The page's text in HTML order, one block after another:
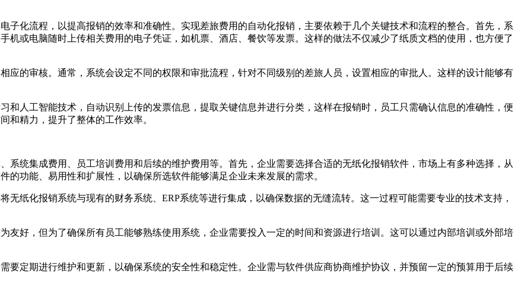
子化流程，以提高报销的效率和准确性。实现差旅费用的自动化报销，主要依赖于几个关键技术和流程的整合。首先，系
机或电脑随时上传相关费用的电子凭证，如机票、酒店、餐饮等发票。这样的做法不仅减少了纸质文档的使用，也方便了
应的审核。通常，系统会设定不同的权限和审批流程，针对不同级别的差旅人员，设置相应的审批人。这样的设计能够有
和人工智能技术，自动识别上传的发票信息，提取关键信息并进行分类，这样在报销时，员工只需确认信息的准确性，便
和精力，提升了整体的工作效率。
系统集成费用、员工培训费用和后续的维护费用等。首先，企业需要选择合适的无纸化报销软件，市场上有多种选择，从
功能、易用性和扩展性，以确保所选软件能够满足企业未来发展的需求。
纸化报销系统与现有的财务系统、ERP系统等进行集成，以确保数据的无缝流转。这一过程可能需要专业的技术支持，
友好，但为了确保所有员工能够熟练使用系统，企业需要投入一定的时间和资源进行培训。这可以通过内部培训或外部培
要定期进行维护和更新，以确保系统的安全性和稳定性。企业需与软件供应商协商维护协议，并预留一定的预算用于后续